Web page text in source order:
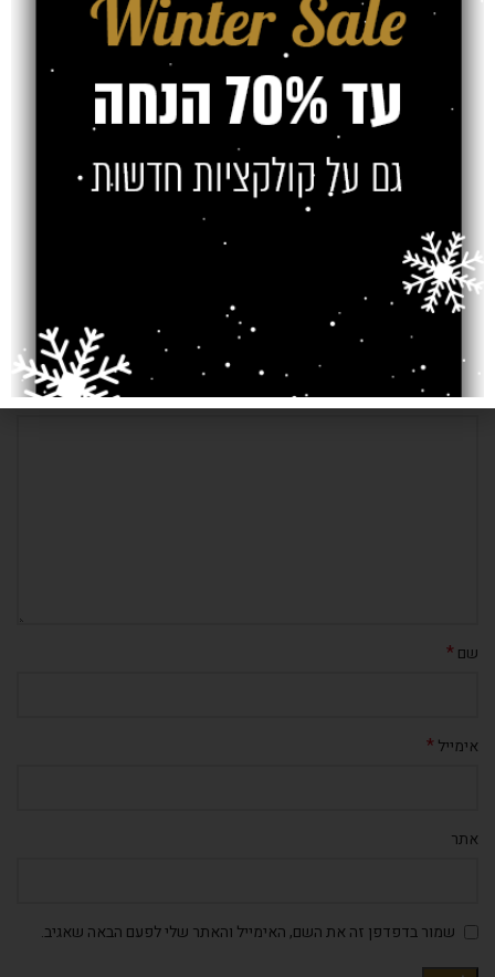
בהתאם לנתונים, הרבה יותר קל להפנות אותם לשטיחים ספציפיים אשר
העיצוב שלהם הוא זה שייצור סלון מדהים ביופיו.
כתיבת תגובה
האימייל לא יוצג באתר. שדות החובה מסומנים*
התגובה שלך*
שם*
אימייל*
אתר
שמור בדפדפן זה את השם, האימייל והאתר שלי לפעם הבאה שאגיב.